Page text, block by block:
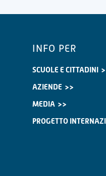
INFO PER
SCUOLE E CITTADINI
AZIENDE
MEDIA
PROGETTO